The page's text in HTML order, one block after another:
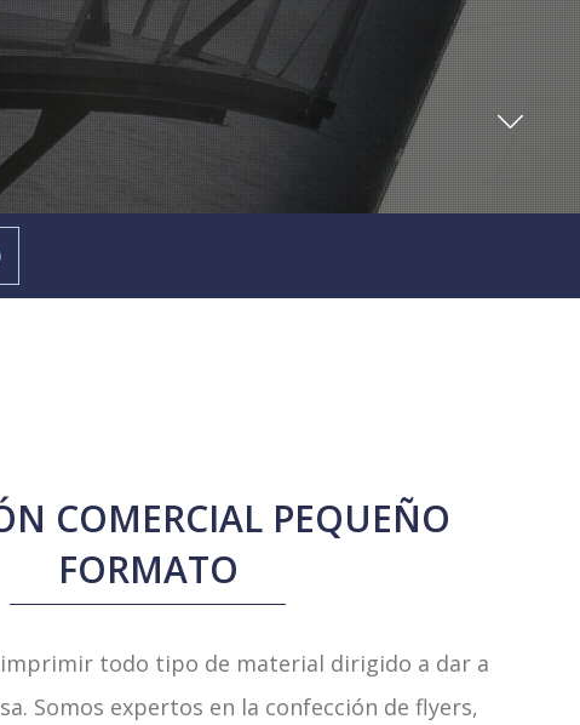
COMERCIAL PEQUEÑO
FORMATO
imprimir todo tipo de material dirigido a dar a
Somos expertos en la confección de flyers,